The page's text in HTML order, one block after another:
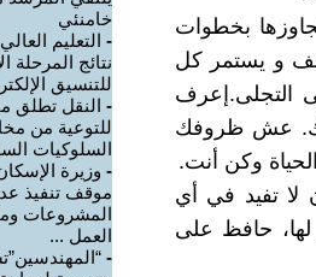
بخطوات
و يستمر كل
التجلى.إعرف
عش ظروفك
وكن أنت.
لا تفيد في أي
حافظ على
خامنئي
- التعليم
نتائج المرحلة
للتنسيق
- النقل تطلق
للتوعية من
السلوكيات
- وزيرة
موقف تنفيذ
المشروعات
العمل ...
-